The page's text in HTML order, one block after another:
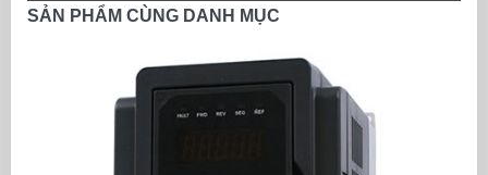
SẢN PHẨM CÙNG DANH MỤC